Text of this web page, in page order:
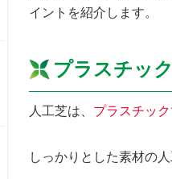
イントを紹介します。
プラスチッ
人工芝は、 プラスチッ
しっかりとした素材の